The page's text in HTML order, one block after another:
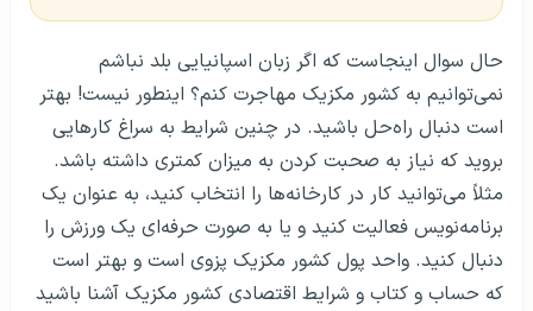
حال سوال اینجاست که اگر زبان اسپانیایی بلد نباشم
نمی‌توانیم به کشور مکزیک مهاجرت کنم؟ اینطور نیست! بهتر
است دنبال راه‌حل باشید. در چنین شرایط به سراغ کارهایی
بروید که نیاز به صحبت کردن به میزان کمتری داشته باشد.
مثلاً می‌توانید کار در کارخانه‌ها را انتخاب کنید، به عنوان یک
برنامه‌نویس فعالیت کنید و یا به صورت حرفه‌ای یک ورزش را
دنبال کنید. واحد پول کشور مکزیک پزوی است و بهتر است
که حساب و کتاب و شرایط اقتصادی کشور مکزیک آشنا باشید